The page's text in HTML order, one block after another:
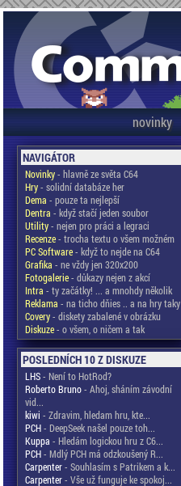
novinky
NAVIGÁTOR
Novinky- hlavně ze světa C64
Hry- solidní databáze her
Dema - pouze ta nejlepší
Dentra - když stačí jeden soubor
Utility- nejen pro práci a legraci
Recenze- trocha textu o všem možném
PC Software- když to nejde na C64
Grafika - ne vždy jen 320x200
Fotogalerie- důkazy nejen z akcí
Intra - ty začátky! ... a mnohdy několik
Reklama - na ticho dňies .. a na hry taky
Covery- diskety zabalené v obrázku
Diskuze- o všem, o ničem a tak
POSLEDNÍCH 10 Z DISKUZE
LHS- Není to HotRod?
Roberto Bruno- Ahoj, sháním závodní
vid...
kiwi - Zdravim, hledam hru, kte...
PCH- DeepSeek našel pouze toh...
Kuppa - Hledám logickou hru z C6...
PCH- Mdlý PCH má odzkoušený R...
Carpenter- Souhlasím s Patrikem a k...
Carpenter- Vše už funguje ke spokoj...